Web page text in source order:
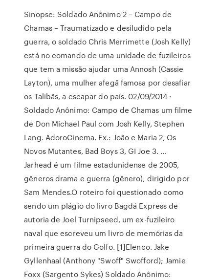
Sinopse: Soldado Anônimo 2 – Campo de
Chamas – Traumatizado e desiludido pela
guerra, o soldado Chris Merrimette (Josh Kelly)
está no comando de uma unidade de fuzileiros
que tem a missão ajudar uma Annosh (Cassie
Layton), uma mulher afegã famosa por desafiar
os Talibãs, a escapar do país. 02/09/2014 ·
Soldado Anônimo: Campo de Chamas um filme
de Don Michael Paul com Josh Kelly, Stephen
Lang. AdoroCinema. Ex.: João e Maria 2, Os
Novos Mutantes, Bad Boys 3, GI Joe 3. …
Jarhead é um filme estadunidense de 2005,
gêneros drama e guerra (gênero), dirigido por
Sam Mendes.O roteiro foi questionado como
sendo um plágio do livro Bagdá Express de
autoria de Joel Turnipseed, um ex-fuzileiro
naval que escreveu um livro de memórias da
primeira guerra do Golfo. [1]Elenco. Jake
Gyllenhaal (Anthony "Swoff" Swofford); Jamie
Foxx (Sargento Sykes) Soldado Anônimo: